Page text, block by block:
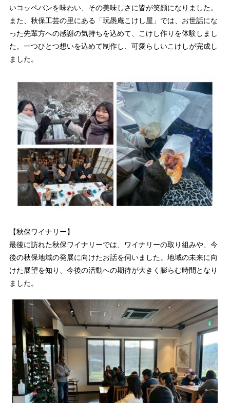
いコッペパンを味わい、その美味しさに皆が笑顔になりました。
また、秋保工芸の里にある「玩愚庵こけし屋」では、お世話にな
った先輩方への感謝の気持ちを込めて、こけし作りを体験しまし
た。一つひとつ想いを込めて制作し、可愛らしいこけしが完成し
ました。
【秋保ワイナリー】
最後に訪れた秋保ワイナリーでは、ワイナリーの取り組みや、今
後の秋保地域の発展に向けたお話を伺いました。地域の未来に向
けた展望を知り、今後の活動への期待が大きく膨らむ時間となり
ました。